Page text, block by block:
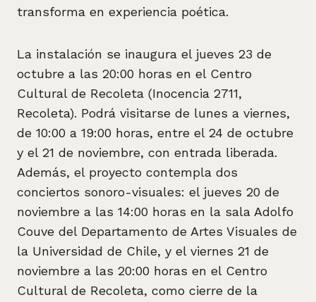
transforma en experiencia poética.
La instalación se inaugura el jueves 23 de
octubre a las 20:00 horas en el Centro
Cultural de Recoleta (Inocencia 2711,
Recoleta). Podrá visitarse de lunes a viernes,
de 10:00 a 19:00 horas, entre el 24 de octubre
y el 21 de noviembre, con entrada liberada.
Además, el proyecto contempla dos
conciertos sonoro-visuales: el jueves 20 de
noviembre a las 14:00 horas en la sala Adolfo
Couve del Departamento de Artes Visuales de
la Universidad de Chile, y el viernes 21 de
noviembre a las 20:00 horas en el Centro
Cultural de Recoleta, como cierre de la